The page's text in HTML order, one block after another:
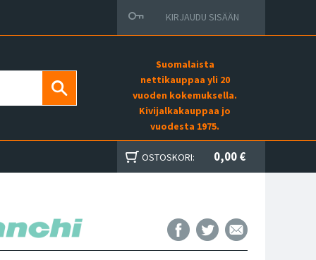
KIRJAUDU SISÄÄN
Suomalaista
nettikauppaa yli 20
vuoden kokemuksella.
Kivijalkakauppaa jo
vuodesta 1975.
OSTOSKORI: 0,00 €